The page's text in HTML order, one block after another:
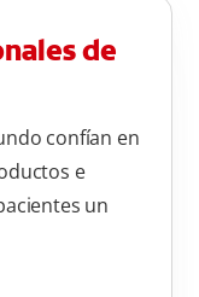
de
confían en
e
un